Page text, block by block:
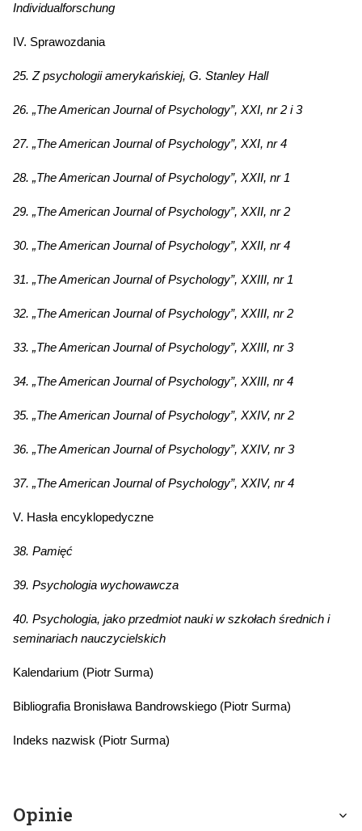
Individualforschung
IV. Sprawozdania
25. Z psychologii amerykańskiej, G. Stanley Hall
26. „The American Journal of Psychology”, XXI, nr 2 i 3
27. „The American Journal of Psychology”, XXI, nr 4
28. „The American Journal of Psychology”, XXII, nr 1
29. „The American Journal of Psychology”, XXII, nr 2
30. „The American Journal of Psychology”, XXII, nr 4
31. „The American Journal of Psychology”, XXIII, nr 1
32. „The American Journal of Psychology”, XXIII, nr 2
33. „The American Journal of Psychology”, XXIII, nr 3
34. „The American Journal of Psychology”, XXIII, nr 4
35. „The American Journal of Psychology”, XXIV, nr 2
36. „The American Journal of Psychology”, XXIV, nr 3
37. „The American Journal of Psychology”, XXIV, nr 4
V. Hasła encyklopedyczne
38. Pamięć
39. Psychologia wychowawcza
40. Psychologia, jako przedmiot nauki w szkołach średnich i
seminariach nauczycielskich
Kalendarium (Piotr Surma)
Bibliografia Bronisława Bandrowskiego (Piotr Surma)
Indeks nazwisk (Piotr Surma)
Opinie